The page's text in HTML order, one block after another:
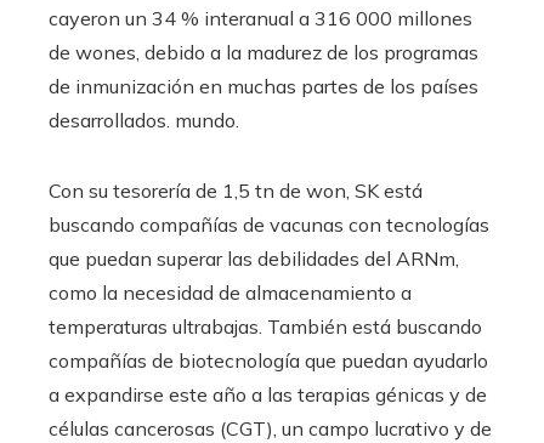
cayeron un 34 % interanual a 316 000 millones
de wones, debido a la madurez de los programas
de inmunización en muchas partes de los países
desarrollados. mundo.
Con su tesorería de 1,5 tn de won, SK está
buscando compañías de vacunas con tecnologías
que puedan superar las debilidades del ARNm,
como la necesidad de almacenamiento a
temperaturas ultrabajas. También está buscando
compañías de biotecnología que puedan ayudarlo
a expandirse este año a las terapias génicas y de
células cancerosas (CGT), un campo lucrativo y de